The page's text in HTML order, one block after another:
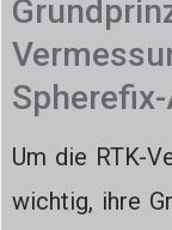
Um die RTK-
wichtig, ihre